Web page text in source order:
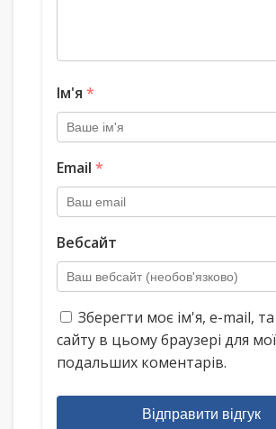
Ім'я *
Email *
Вебсайт
Зберегти моє ім'я, e-mail,
сайту в цьому браузері для
подальших коментарів.
Відправити відгук